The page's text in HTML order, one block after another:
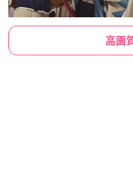
高画